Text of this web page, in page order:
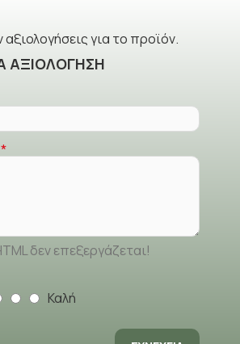
για το προϊόν.
ΑΞΙΟΛΌΓΗΣΗ
δεν επεξεργάζεται!
Καλή